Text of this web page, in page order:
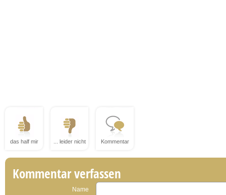
das half mir ... leider nicht Kommentar
Kommentar verfassen
Name